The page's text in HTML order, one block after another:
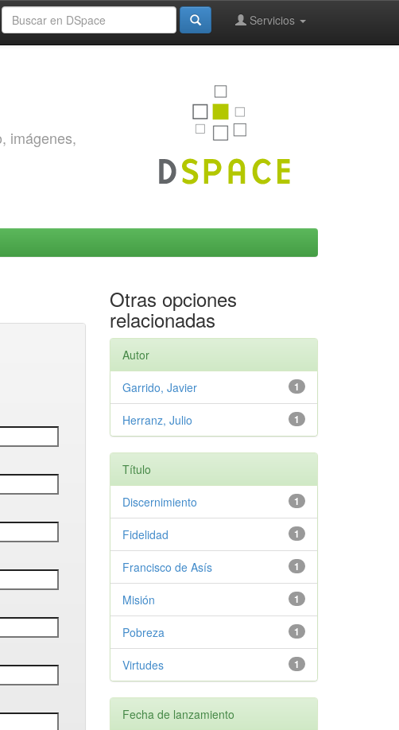
Servicios
imágenes,
Otras opciones
relacionadas
Autor
1
Garrido, Javier
1
Herranz, Julio
Título
1
Discernimiento
1
Fidelidad
1
Francisco de Asís
1
Misión
1
Pobreza
1
Virtudes
Fecha de lanzamiento